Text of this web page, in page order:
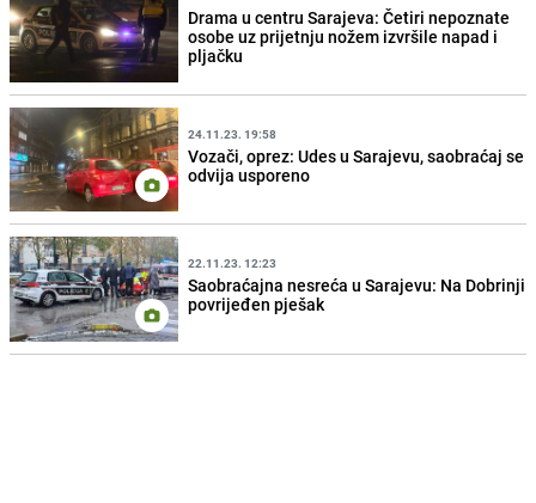
Drama u centru Sarajeva: Četiri nepoznate
osobe uz prijetnju nožem izvršile napad i
pljačku
24.11.23. 19:58
Vozači, oprez: Udes u Sarajevu, saobraćaj se
odvija usporeno
22.11.23. 12:23
Saobraćajna nesreća u Sarajevu: Na Dobrinji
povrijeđen pješak